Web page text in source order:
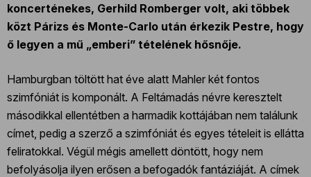
koncerténekes, Gerhild Romberger volt, aki többek
közt Párizs és Monte-Carlo után érkezik Pestre, hogy
ő legyen a mű „emberi” tételének hősnője.
Hamburgban töltött hat éve alatt Mahler két fontos
szimfóniát is komponált. A Feltámadás névre keresztelt
másodikkal ellentétben a harmadik kottájában nem találunk
címet, pedig a szerző a szimfóniát és egyes tételeit is ellátta
feliratokkal. Végül mégis amellett döntött, hogy nem
befolyásolja ilyen erősen a befogadók fantáziáját. A címek